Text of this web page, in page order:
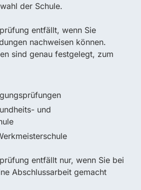
der Schule.
entfällt, wenn Sie
nachweisen können.
sind genau festgelegt, zum
und
entfällt nur, wenn Sie bei
Abschlussarbeit gemacht